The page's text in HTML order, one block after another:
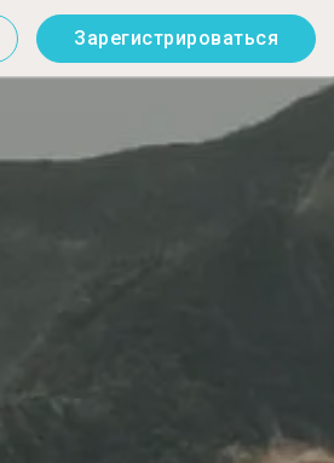
Зарегистрироваться